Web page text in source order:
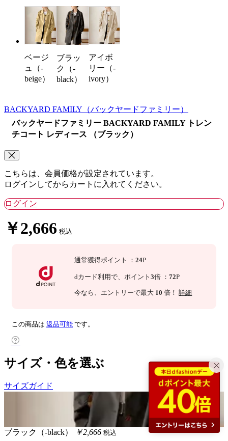
ベージ
ュ（-
beige）
ブラッ
ク（-
black）
アイボ
リー（-
ivory）
BACKYARD FAMILY （バックヤードファミリー）
バックヤードファミリー BACKYARD FAMILY トレン
チコート レディース （ブラック）
こちらは、会員価格が設定されています。
ログインしてからカートに入れてください。
ログイン
￥2,666 税込
通常獲得ポイント ：24P
dカード利用で、 ポイント3倍 ：72P
今なら 、エントリーで最大 10 倍！詳細
この商品は 返品可能 です。
サイズ・色を選ぶ
サイズガイド
ブラック（-black） ￥2,666 税込